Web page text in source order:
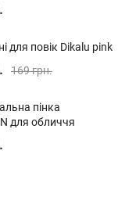
для повік Dikalu pink
169 грн.
пінка
для обличчя